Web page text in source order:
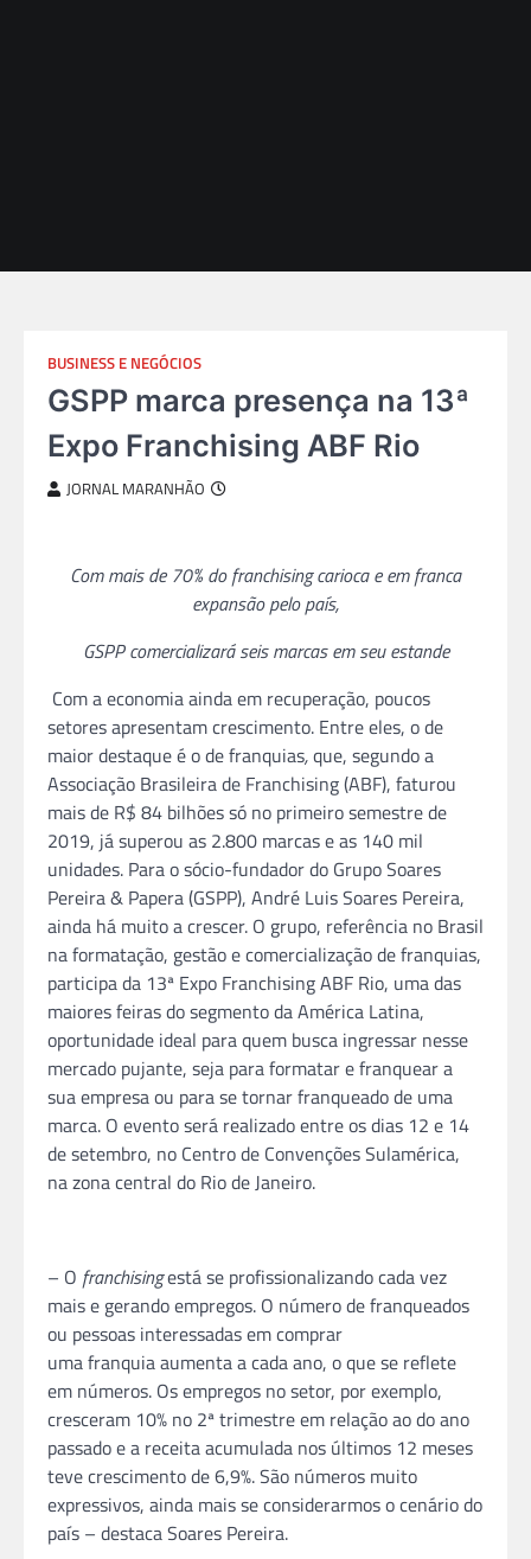
BUSINESS E NEGÓCIOS
GSPP marca presença na 13ª
Expo Franchising ABF Rio
JORNAL MARANHÃO
Com mais de 70% do franchising carioca e em franca
expansão pelo país,
GSPP comercializará seis marcas em seu estande
Com a economia ainda em recuperação, poucos
setores apresentam crescimento. Entre eles, o de
maior destaque é o defranquias,que, segundo a
Associação Brasileira de Franchising (ABF), faturou
mais de R$ 84 bilhões só no primeiro semestre de
2019, já superou as 2.800 marcas e as 140 mil
unidades. Para o sócio-fundador do Grupo Soares
Pereira & Papera (GSPP), André Luis Soares Pereira,
ainda há muito a crescer. O grupo, referência no Brasil
na formatação, gestão e comercialização defranquias,
participa da 13ª Expo Franchising ABF Rio, uma das
maioresfeirasdo segmento da América Latina,
oportunidade ideal para quem busca ingressar nesse
mercado pujante, seja para formatar e franquear a
sua empresa ou para se tornar franqueado de uma
marca. O evento será realizado entre os dias 12 e 14
de setembro, no Centro de Convenções Sulamérica,
na zona central do Rio de Janeiro.
– O franchisingestá se profissionalizando cada vez
mais e gerando empregos. O número de franqueados
ou pessoas interessadas em comprar
umafranquiaaumenta a cada ano, o que se reflete
em números. Os empregos no setor, por exemplo,
cresceram 10% no 2ª trimestre em relação ao do ano
passado e a receita acumulada nos últimos 12 meses
teve crescimento de 6,9%. São números muito
expressivos, ainda mais se considerarmos o cenário do
país – destaca Soares Pereira.